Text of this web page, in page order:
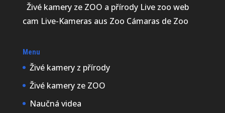
Živé kamery ze ZOO a přírody Live zoo web
cam Live-Kameras aus Zoo Cámaras de Zoo
Menu
Živé kamery z přírody
Živé kamery ze ZOO
Naučná videa